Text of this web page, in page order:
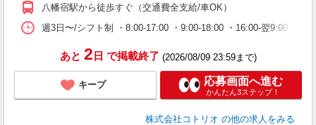
八幡宿駅から徒歩すぐ（交通費全支給/車OK）
週3日〜/シフト制 ・8:00-17:00 ・9:00-18:00 ・16:00-翌9:00（
あと 2 日 で掲載終了 (2026/08/09 23:59まで)
キープ 応募画面へ進む
かんたん3ステップ！
株式会社コトリオ の他の求人をみる